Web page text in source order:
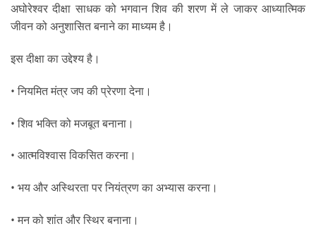
अघोरेश्वर दीक्षा साधक को भगवान शिव की शरण में ले जाकर आध्यात्मिक
जीवन को अनुशासित बनाने का माध्यम है।
इस दीक्षा का उद्देश्य है।
• नियमित मंत्र जप की प्रेरणा देना।
• शिव भक्ति को मजबूत बनाना।
• आत्मविश्वास विकसित करना।
• भय और अस्थिरता पर नियंत्रण का अभ्यास करना।
• मन को शांत और स्थिर बनाना।